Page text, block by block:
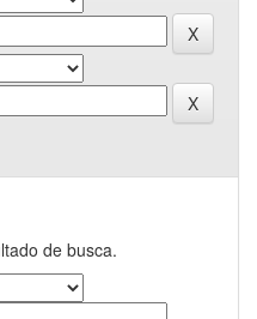
de busca.